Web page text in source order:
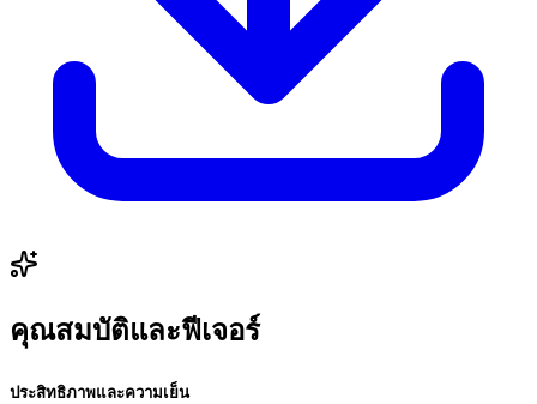
คุณสมบัติและฟีเจอร์
ประสิทธิภาพและความเย็น